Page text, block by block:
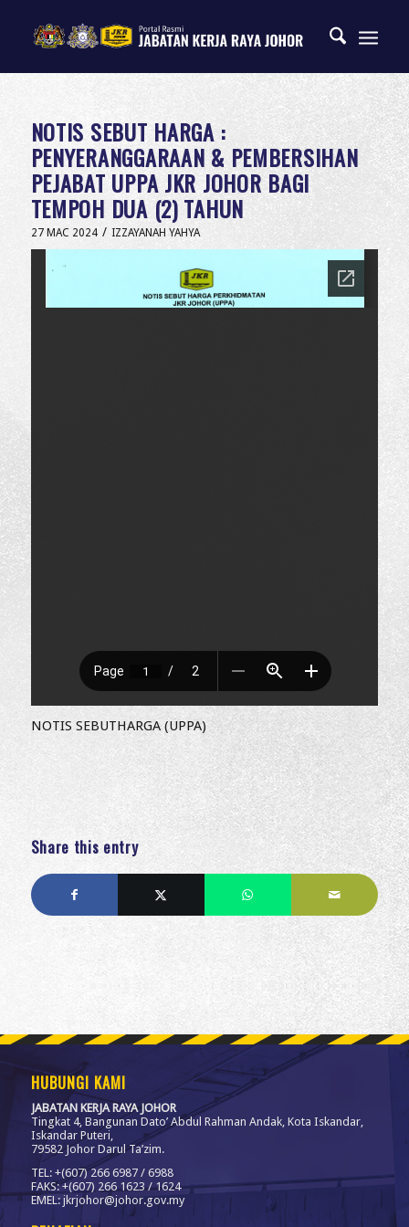
NOTIS SEBUT HARGA :
PENYERANGGARAAN & PEMBERSIHAN
PEJABAT UPPA JKR JOHOR BAGI
TEMPOH DUA (2) TAHUN
27 MAC 2024 / IZZAYANAH YAHYA
NOTIS SEBUTHARGA (UPPA)
Share this entry
HUBUNGI KAMI
JABATAN KERJA RAYA JOHOR
Tingkat 4, Bangunan Dato’ Abdul Rahman Andak, Kota Iskandar,
Iskandar Puteri,
79582 Johor Darul Ta’zim.
TEL: +(607) 266 6987 / 6988
FAKS: +(607) 266 1623 / 1624
EMEL: jkrjohor@johor.gov.my